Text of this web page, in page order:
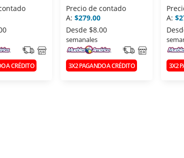
F9122
A CRÉDITO
Precio de contado
A: $279.00
Desde $8.00
semanales
3X2 PAGANDO A CRÉDITO
A:
3X2